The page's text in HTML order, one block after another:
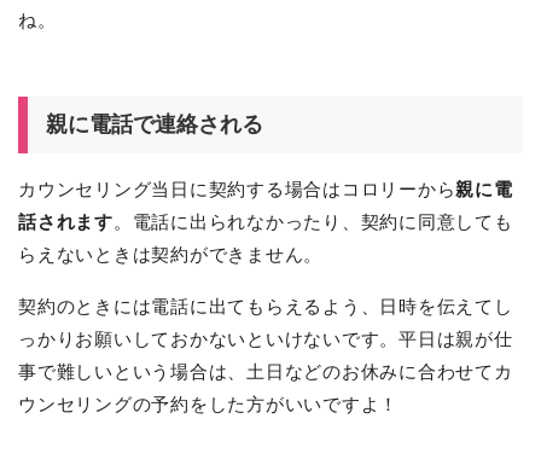
ね。
親に電話で連絡される
カウンセリング当日に契約する場合はコロリーから親に電
話されます。電話に出られなかったり、契約に同意しても
らえないときは契約ができません。
契約のときには電話に出てもらえるよう、日時を伝えてし
っかりお願いしておかないといけないです。平日は親が仕
事で難しいという場合は、土日などのお休みに合わせてカ
ウンセリングの予約をした方がいいですよ！